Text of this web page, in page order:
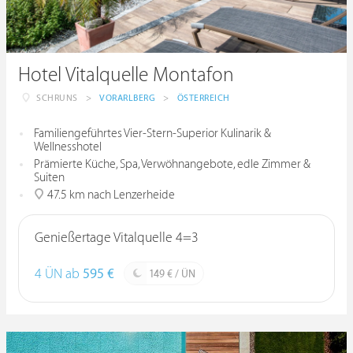
Hotel Vitalquelle Montafon
SCHRUNS > VORARLBERG > ÖSTERREICH
Familiengeführtes Vier-Stern-Superior Kulinarik &
Wellnesshotel
Prämierte Küche, Spa, Verwöhnangebote, edle Zimmer &
Suiten
47.5 km nach Lenzerheide
Genießertage Vitalquelle 4=3
4 ÜN ab 595 € 149 € / ÜN